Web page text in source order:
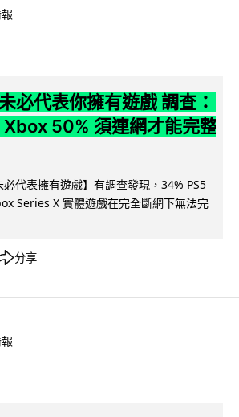
必代表你擁有遊戲 調查：
50% 須連網才能完整
必代表擁有遊戲】有調查發現，34% PS5
Series X 實體遊戲在完全斷網下無法完
分享